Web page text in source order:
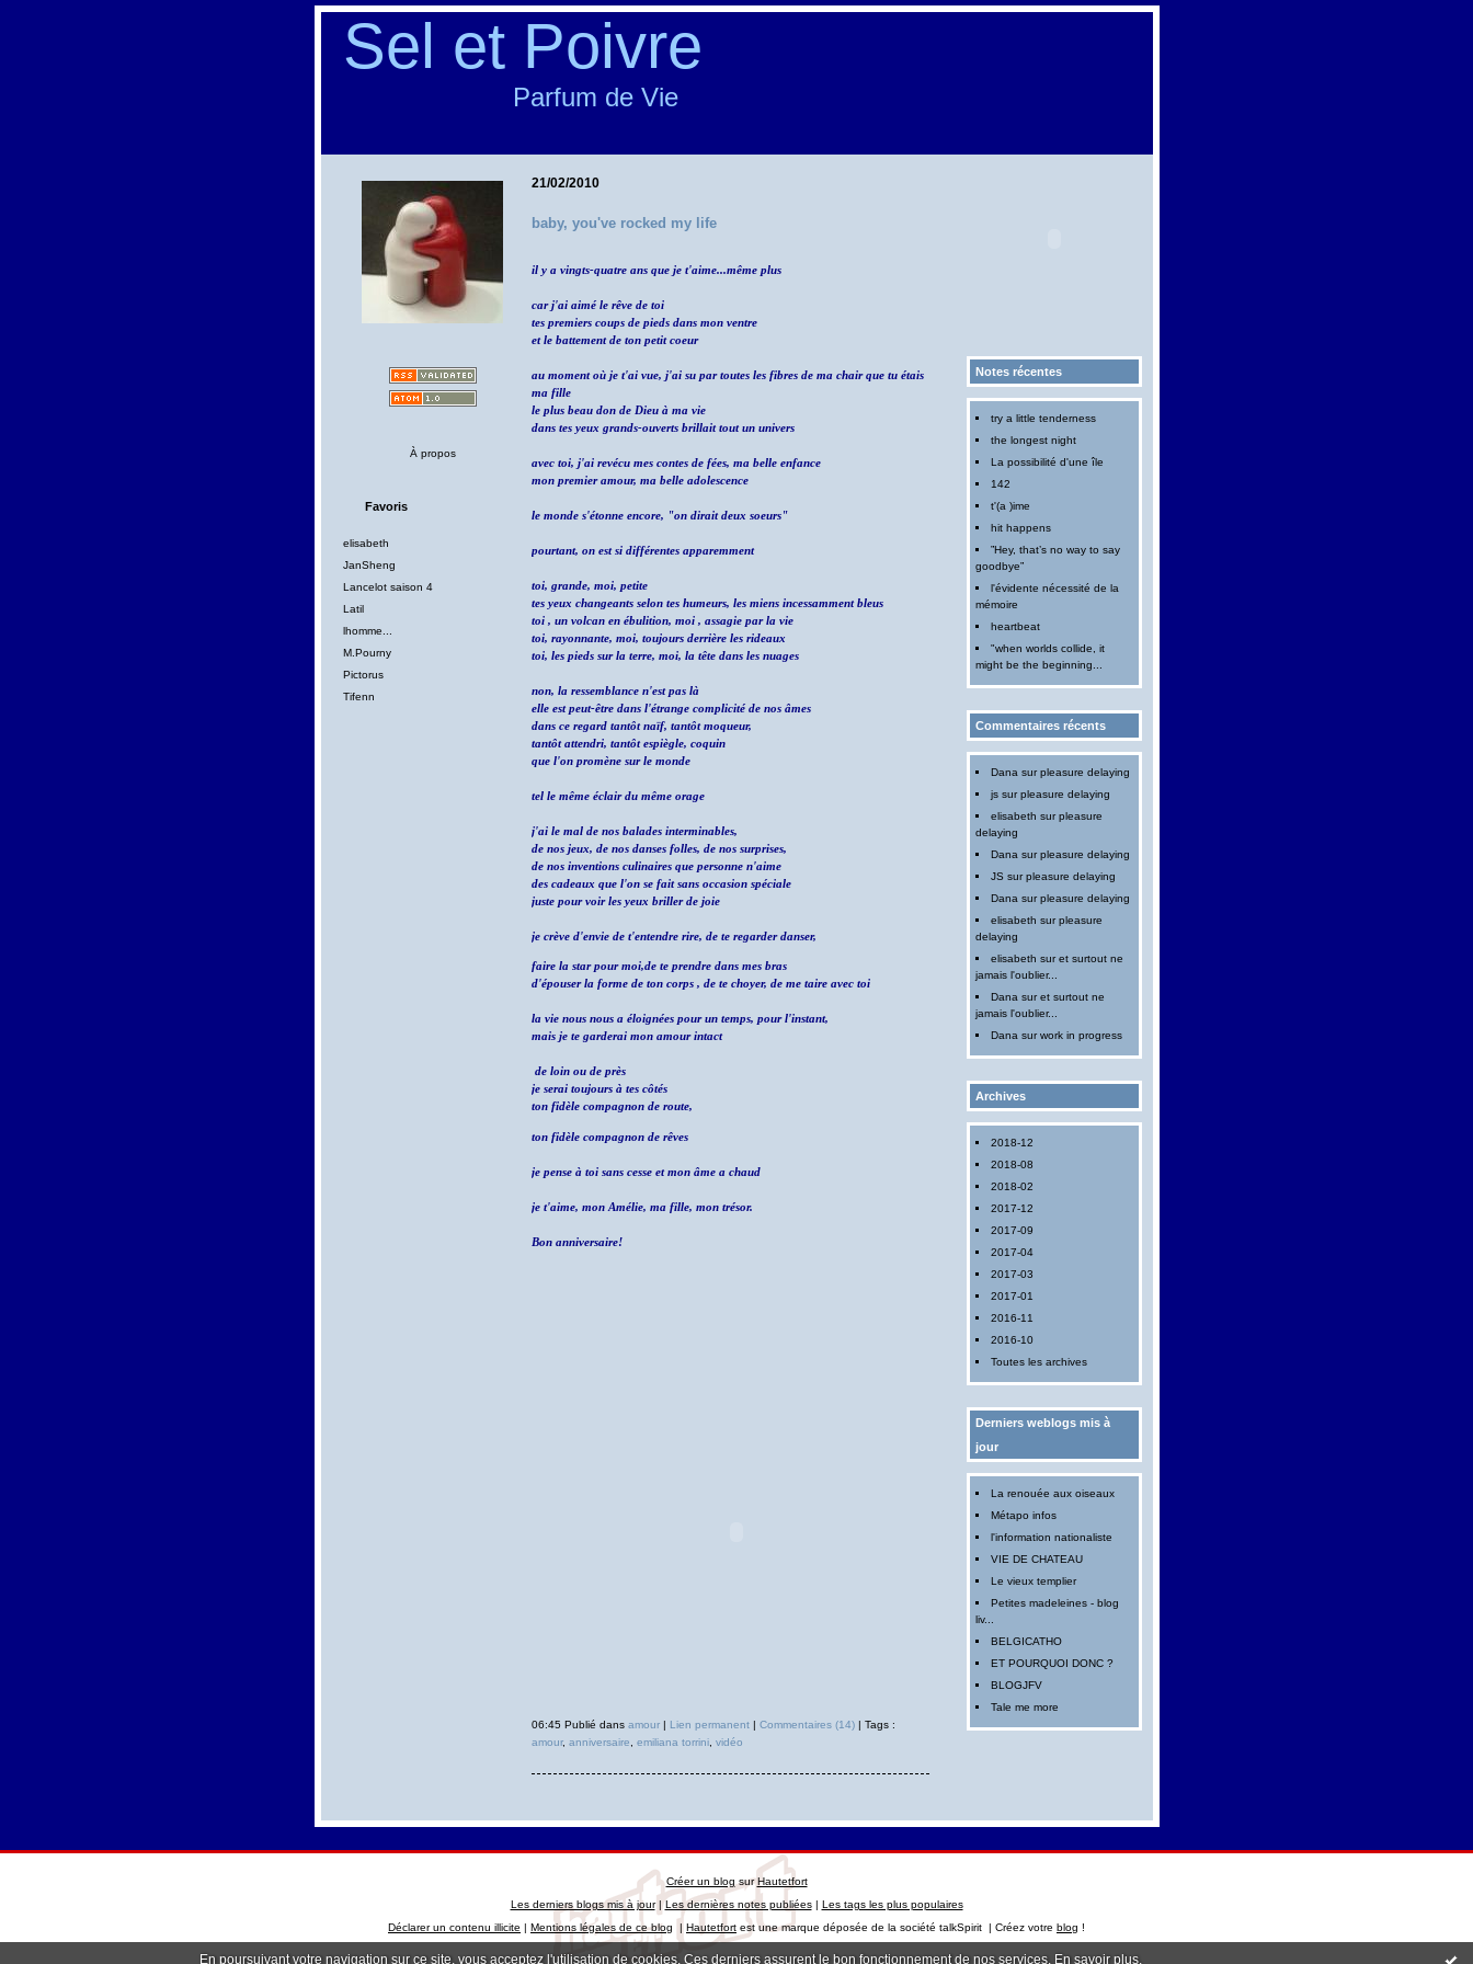
En poursuivant votre navigation sur ce site, vous acceptez l'utilisation de cookies. Ces derniers assurent le bon fonctionnement de nos services. En savoir plus.
Sel et Poivre
Parfum de Vie
À propos
Favoris
elisabeth
JanSheng
Lancelot saison 4
Latil
lhomme...
M.Pourny
Pictorus
Tifenn
Notes récentes
try a little tenderness
the longest night
La possibilité d'une île
142
t'(a )ime
hit happens
”Hey, that’s no way to say
goodbye”
l'évidente nécessité de la
mémoire
heartbeat
"when worlds collide, it
might be the beginning...
Commentaires récents
Dana surpleasure delaying
jssurpleasure delaying
elisabeth surpleasure
delaying
Dana surpleasure delaying
JS surpleasure delaying
Dana surpleasure delaying
elisabeth surpleasure
delaying
elisabeth suret surtout ne
jamais l'oublier...
Dana suret surtout ne
jamais l'oublier...
Dana surwork in progress
Archives
2018-12
2018-08
2018-02
2017-12
2017-09
2017-04
2017-03
2017-01
2016-11
2016-10
Toutes les archives
Derniers weblogs mis à
jour
La renouée aux oiseaux
Métapo infos
l'information nationaliste
VIE DE CHATEAU
Le vieux templier
Petites madeleines - blog
liv...
BELGICATHO
ET POURQUOI DONC ?
BLOGJFV
Tale me more
21/02/2010
baby, you've rocked my life
il y a vingts-quatre ans que je t'aime...même plus
car j'ai aimé le rêve de toi
tes premiers coups de pieds dans mon ventre
et le battement de ton petit coeur
au moment où je t'ai vue, j'ai su par toutes les fibres de ma chair que tu étais
ma fille
le plus beau don de Dieu à ma vie
dans tes yeux grands-ouverts brillait tout un univers
avec toi, j'ai revécu mes contes de fées, ma belle enfance
mon premier amour, ma belle adolescence
le monde s'étonne encore, "on dirait deux soeurs"
pourtant, on est si différentes apparemment
toi, grande, moi, petite
tes yeux changeants selon tes humeurs, les miens incessamment bleus
toi , un volcan en ébulition, moi , assagie par la vie
toi, rayonnante, moi, toujours derrière les rideaux
toi, les pieds sur la terre, moi, la tête dans les nuages
non, la ressemblance n'est pas là
elle est peut-être dans l'étrange complicité de nos âmes
dans ce regard tantôt naïf, tantôt moqueur,
tantôt attendri, tantôt espiègle, coquin
que l'on promène sur le monde
tel le même éclair du même orage
j'ai le mal de nos balades interminables,
de nos jeux, de nos danses folles, de nos surprises,
de nos inventions culinaires que personne n'aime
des cadeaux que l'on se fait sans occasion spéciale
juste pour voir les yeux briller de joie
je crève d'envie de t'entendre rire, de te regarder danser,
faire la star pour moi,de te prendre dans mes bras
d'épouser la forme de ton corps , de te choyer, de me taire avec toi
la vie nous nous a éloignées pour un temps, pour l'instant,
mais je te garderai mon amour intact
de loin ou de près
je serai toujours à tes côtés
ton fidèle compagnon de route,
ton fidèle compagnon de rêves
je pense à toi sans cesse et mon âme a chaud
je t'aime, mon Amélie, ma fille, mon trésor.
Bon anniversaire!
06:45 Publié dans amour| Lien permanent| Commentaires (14)| Tags :
amour, anniversaire emiliana torrini, vidéo
Créer un blog surHautetfort
Les derniers blogs mis à jour|Les dernières notes publiées| Les tags les plus populaires
Déclarer un contenu illicite | Mentions légales de ce blog | Hautetfort est une marque déposée de la société talkSpirit | Créez votre blog !